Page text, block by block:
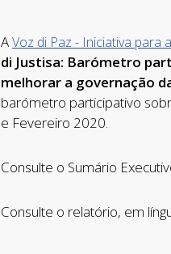
AVoz di Paz - Iniciativa para
di Justisa: Barómetro
melhorar a governação
barómetro participativo
e Fevereiro 2020.
Consulte o Sumário
Consulte o relatório, em